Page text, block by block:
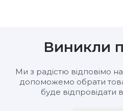
Виникли
Ми з радістю відповімо
допоможемо обрати
буде відпровідати